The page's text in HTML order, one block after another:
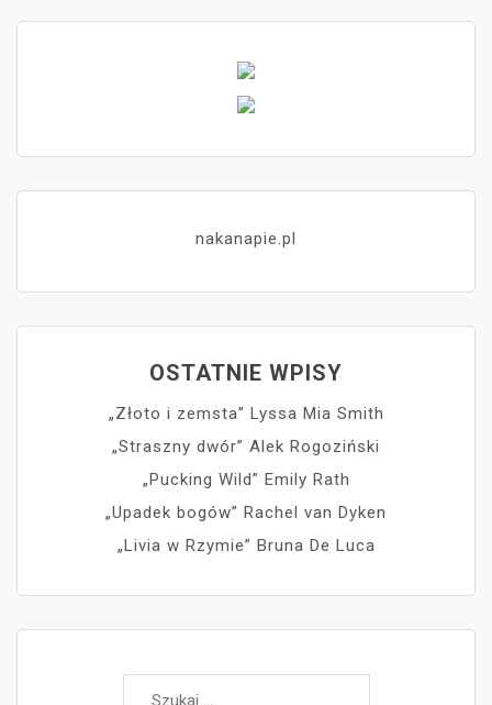
nakanapie.pl
OSTATNIE WPISY
„Złoto i zemsta” Lyssa Mia Smith
„Straszny dwór” Alek Rogoziński
„Pucking Wild” Emily Rath
„Upadek bogów” Rachel van Dyken
„Livia w Rzymie” Bruna De Luca
Szukaj: